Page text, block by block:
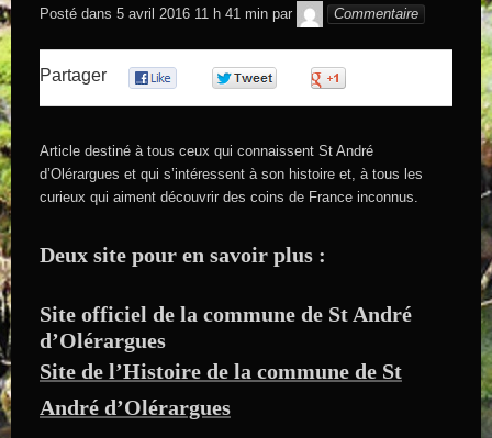
Posté dans 5 avril 2016 11 h 41 min par
GEGE DE
SAINTAND
Commentaire
Partager
Article destiné à tous ceux qui connaissent St André
d’Olérargues et qui s’intéressent à son histoire et, à tous les
curieux qui aiment découvrir des coins de France inconnus.
Deux site pour en savoir plus :
Site officiel de la commune de St André
d’Olérargues
Site de l’Histoire de la commune de St
André d’Olérargues